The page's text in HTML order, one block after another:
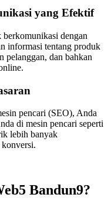
yang Efektif
dengan
informasi tentang produk
pelanggan, dan bahkan
pencari (SEO), Anda
di mesin pencari seperti
lebih banyak
Bandun9?